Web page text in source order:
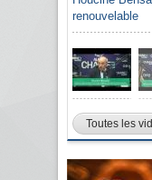
renouvelable
Toutes les